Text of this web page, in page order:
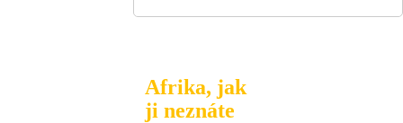
Afrika, jak
ji neznáte